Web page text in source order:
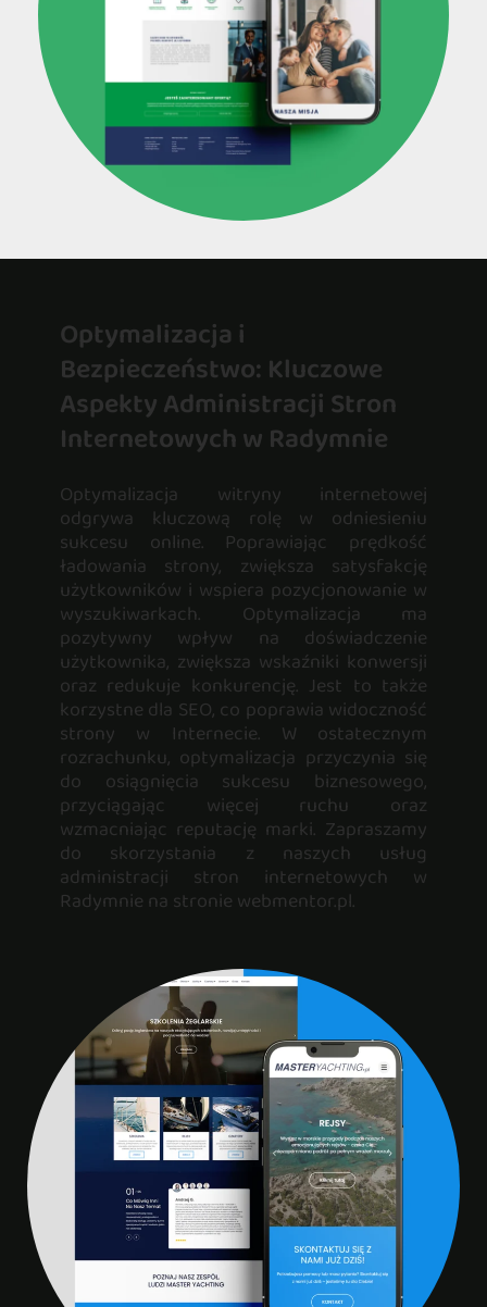
Optymalizacja i
Bezpieczeństwo: Kluczowe
Aspekty Administracji Stron
Internetowych w Radymnie
Optymalizacja witryny internetowej
odgrywa kluczową rolę w odniesieniu
sukcesu online. Poprawiając prędkość
ładowania strony, zwiększa satysfakcję
użytkowników i wspiera pozycjonowanie w
wyszukiwarkach. Optymalizacja ma
pozytywny wpływ na doświadczenie
użytkownika, zwiększa wskaźniki konwersji
oraz redukuje konkurencję. Jest to także
korzystne dla SEO, co poprawia widoczność
strony w Internecie. W ostatecznym
rozrachunku, optymalizacja przyczynia się
do osiągnięcia sukcesu biznesowego,
przyciągając więcej ruchu oraz
wzmacniając reputację marki. Zapraszamy
do skorzystania z naszych usług
administracji stron internetowych w
Radymnie na stronie webmentor.pl.